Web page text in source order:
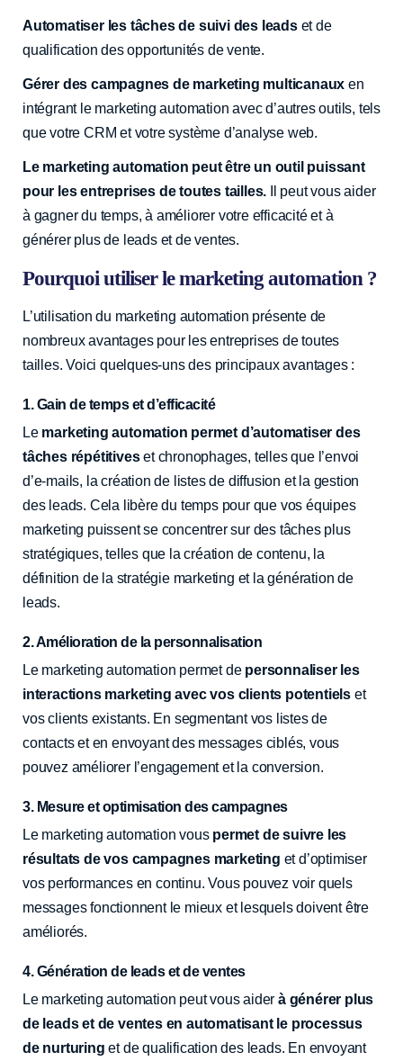
Automatiser les tâches de suivi des leadset de
qualification des opportunités de vente.
Gérer des campagnes de marketing multicanaux en
intégrant le marketing automation avec d’autres outils, tels
que votre CRM et votre système d’analyse web.
Le marketing automation peut être un outil puissant
pour les entreprises de toutes tailles. Il peut vous aider
à gagner du temps, à améliorer votre efficacité et à
générer plus de leads et de ventes.
Pourquoi utiliser le marketing automation ?
L’utilisation du marketing automation présente de
nombreux avantages pour les entreprises de toutes
tailles. Voici quelques-uns des principaux avantages :
1. Gain de temps et d’efficacité
Le marketing automation permet d’automatiser des
tâches répétitiveset chronophages, telles que l’envoi
d’e-mails, la création de listes de diffusion et la gestion
des leads. Cela libère du temps pour que vos équipes
marketing puissent se concentrer sur des tâches plus
stratégiques, telles que la création de contenu, la
définition de la stratégie marketing et la génération de
leads.
2. Amélioration de la personnalisation
Le marketing automation permet de personnaliser les
interactions marketing avec vos clients potentiels et
vos clients existants. En segmentant vos listes de
contacts et en envoyant des messages ciblés, vous
pouvez améliorer l’engagement et la conversion.
3. Mesure et optimisation des campagnes
Le marketing automation vous permet de suivre les
résultats de vos campagnes marketing et d’optimiser
vos performances en continu. Vous pouvez voir quels
messages fonctionnent le mieux et lesquels doivent être
améliorés.
4. Génération de leads et de ventes
Le marketing automation peut vous aider à générer plus
de leads et de ventes en automatisant le processus
de nurturing et de qualification des leads. En envoyant